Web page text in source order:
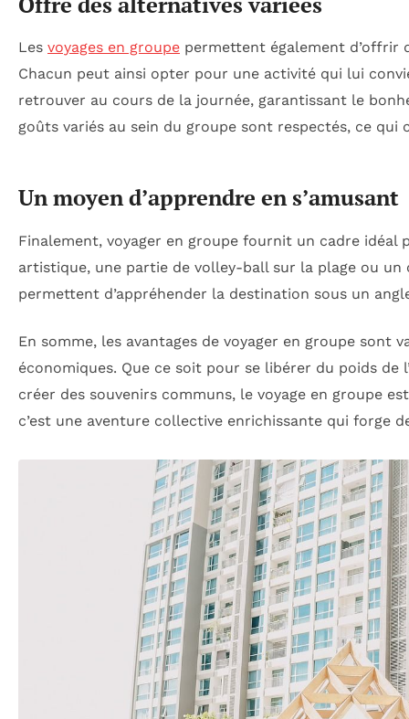
Les voyages en groupe permettent également d’offrir
Chacun peut ainsi opter pour une activité qui lui
retrouver au cours de la journée, garantissant le
goûts variés au sein du groupe sont respectés, ce qui
Un moyen d’apprendre en s’amusant
Finalement, voyager en groupe fournit un cadre idéal
artistique, une partie de volley-ball sur la plage ou
permettent d’appréhender la destination sous un
En somme, les avantages de voyager en groupe sont
économiques. Que ce soit pour se libérer du poids de
créer des souvenirs communs, le voyage en groupe
c’est une aventure collective enrichissante qui forge